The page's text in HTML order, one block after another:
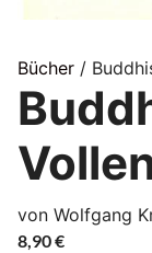
Bücher /
von Wolfgang
8,90€